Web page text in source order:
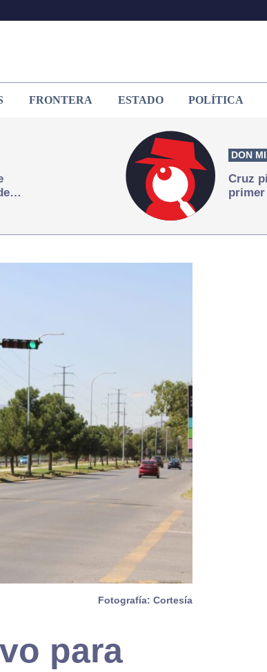
FRONTERA ESTADO POLÍTICA
DON
Cruz
Fotografía: Cortesía
para